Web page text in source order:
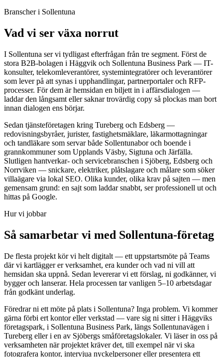
Branscher i Sollentuna
Vad vi ser växa norrut
I Sollentuna ser vi tydligast efterfrågan från tre segment. Först de
stora B2B-bolagen i Häggvik och Sollentuna Business Park — IT-
konsulter, telekomleverantörer, systemintegratörer och leverantörer
som lever på att synas i upphandlingar, partnerportaler och RFP-
processer. För dem är hemsidan en biljett in i affärsdialogen —
laddar den långsamt eller saknar trovärdig copy så plockas man bort
innan dialogen ens börjar.
Sedan tjänsteföretagen kring Tureberg och Edsberg —
redovisningsbyråer, jurister, fastighetsmäklare, läkarmottagningar
och tandläkare som servar både Sollentunabor och boende i
grannkommuner som Upplands Väsby, Sigtuna och Järfälla.
Slutligen hantverkar- och servicebranschen i Sjöberg, Edsberg och
Norrviken — snickare, elektriker, plåtslagare och målare som söker
villaägare via lokal SEO. Olika kunder, olika krav på sajten — men
gemensam grund: en sajt som laddar snabbt, ser professionell ut och
hittas på Google.
Hur vi jobbar
Så samarbetar vi med Sollentuna-företag
De flesta projekt kör vi helt digitalt — ett uppstartsmöte på Teams
där vi kartlägger er verksamhet, era kunder och vad ni vill att
hemsidan ska uppnå. Sedan levererar vi ett förslag, ni godkänner, vi
bygger och lanserar. Hela processen tar vanligen 5–10 arbetsdagar
från godkänt underlag.
Föredrar ni ett möte på plats i Sollentuna? Inga problem. Vi kommer
gärna förbi ert kontor eller verkstad — vare sig ni sitter i Häggviks
företagspark, i Sollentuna Business Park, längs Sollentunavägen i
Tureberg eller i en av Sjöbergs småföretagslokaler. Vi läser in oss på
verksamheten när projektet kräver det, till exempel när vi ska
fotografera kontor, intervjua nyckelpersoner eller presentera ett